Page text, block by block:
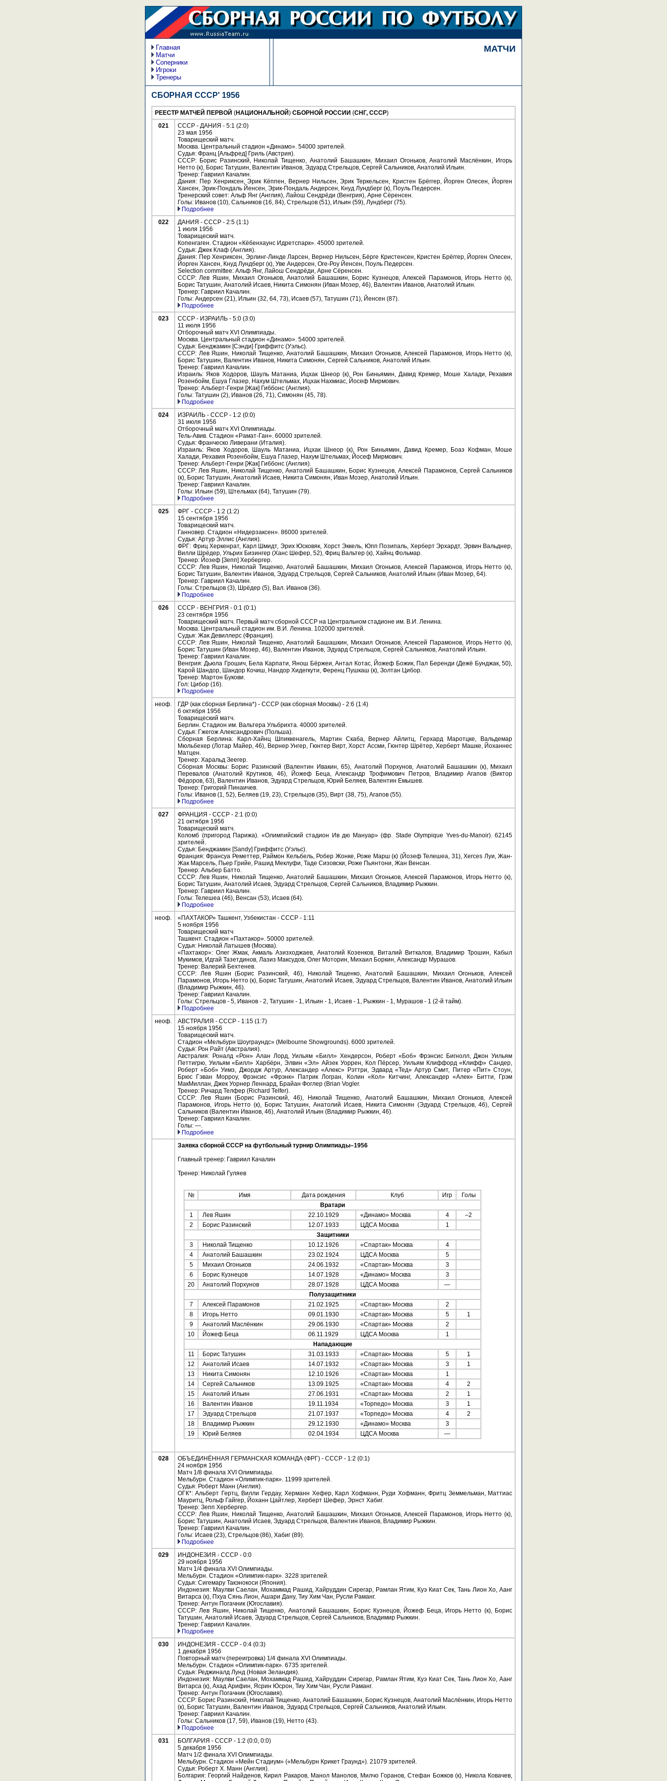
Главная
Матчи
Соперники
Игроки
Тренеры
МАТЧИ
СБОРНАЯ СССР' 1956
РЕЕСТР МАТЧЕЙ ПЕРВОЙ (НАЦИОНАЛЬНОЙ) СБОРНОЙ РОССИИ (СНГ, СССР)
021
СССР - ДАНИЯ - 5:1 (2:0)
23 мая 1956
Товарищеский матч.
Москва. Центральный стадион «Динамо». 54000 зрителей.
Судья: Франц [Альфред] Гриль (Австрия).
СССР: Борис Разинский, Николай Тищенко, Анатолий Башашкин, Михаил Огоньков, Анатолий Маслёнкин, Игорь
Нетто (к), Борис Татушин, Валентин Иванов, Эдуард Стрельцов, Сергей Сальников, Анатолий Ильин.
Тренер: Гавриил Качалин.
Дания: Пер Хенриксен, Эрик Кёппен, Вернер Нильсен, Эрик Теркельсен, Кристен Брёггер, Йорген Олесен, Йорген
Хансен, Эрик-Пондаль Йенсен, Эрик-Пондаль Андерсен, Кнуд Лундберг (к), Поуль Педерсен.
Тренерский совет: Альф Янг (Англия), Лайош Сендрёди (Венгрия), Арне Сёренсен.
Голы: Иванов (10), Сальников (16, 84), Стрельцов (51), Ильин (59), Лундберг (75).
Подробнее
022
ДАНИЯ - СССР - 2:5 (1:1)
1 июля 1956
Товарищеский матч.
Копенгаген. Стадион «Кёбенхаунс Идретспарк». 45000 зрителей.
Судья: Джек Клаф (Англия).
Дания: Пер Хенриксен, Эрлинг-Линде Ларсен, Вернер Нильсен, Бёрге Кристенсен, Кристен Брёггер, Йорген Олесен,
Йорген Хансен, Кнуд Лундберг (к), Уве Андерсен, Оге-Роу Йенсен, Поуль Педерсен.
Selection committee: Альф Янг, Лайош Сендрёди, Арне Сёренсен.
СССР: Лев Яшин, Михаил Огоньков, Анатолий Башашкин, Борис Кузнецов, Алексей Парамонов, Игорь Нетто (к),
Борис Татушин, Анатолий Исаев, Никита Симонян (Иван Мозер, 46), Валентин Иванов, Анатолий Ильин.
Тренер: Гавриил Качалин.
Голы: Андерсен (21), Ильин (32, 64, 73), Исаев (57), Татушин (71), Йенсен (87).
Подробнее
023
СССР - ИЗРАИЛЬ - 5:0 (3:0)
11 июля 1956
Отборочный матч XVI Олимпиады.
Москва. Центральный стадион «Динамо». 54000 зрителей.
Судья: Бенджамин [Сэнди] Гриффитс (Уэльс).
СССР: Лев Яшин, Николай Тищенко, Анатолий Башашкин, Михаил Огоньков, Алексей Парамонов, Игорь Нетто (к),
Борис Татушин, Валентин Иванов, Никита Симонян, Сергей Сальников, Анатолий Ильин.
Тренер: Гавриил Качалин.
Израиль: Яков Ходоров, Шауль Матаниа, Ицхак Шнеор (к), Рон Биньямин, Давид Кремер, Моше Халади, Рехавия
Розенбойм, Ешуа Глазер, Нахум Штельмах, Ицхак Нахмиас, Йосеф Мирмович.
Тренер: Альберт-Генри [Жак] Гиббонс (Англия).
Голы: Татушин (2), Иванов (26, 71), Симонян (45, 78).
Подробнее
024
ИЗРАИЛЬ - СССР - 1:2 (0:0)
31 июля 1956
Отборочный матч XVI Олимпиады.
Тель-Авив. Стадион «Рамат-Ган». 60000 зрителей.
Судья: Франческо Ливерани (Италия).
Израиль: Яков Ходоров, Шауль Матаниа, Ицхак Шнеор (к), Рон Биньямин, Давид Кремер, Боаз Кофман, Моше
Халади, Рехавия Розенбойм, Ешуа Глазер, Нахум Штельмах, Йосеф Мирмович.
Тренер: Альберт-Генри [Жак] Гиббонс (Англия).
СССР: Лев Яшин, Николай Тищенко, Анатолий Башашкин, Борис Кузнецов, Алексей Парамонов, Сергей Сальников
(к), Борис Татушин, Анатолий Исаев, Никита Симонян, Иван Мозер, Анатолий Ильин.
Тренер: Гавриил Качалин.
Голы: Ильин (59), Штельмах (64), Татушин (79).
Подробнее
025
ФРГ - СССР - 1:2 (1:2)
15 сентября 1956
Товарищеский матч.
Ганновер. Стадион «Нидерзаксен». 86000 зрителей.
Судья: Артур Эллис (Англия).
ФРГ: Фриц Херкенрат, Карл Шмидт, Эрих Юсковяк, Хорст Эккель, Юпп Позипаль, Херберт Эрхардт, Эрвин Вальднер,
Вилли Шрёдер, Ульрих Бизингер (Ханс Шефер, 52), Фриц Вальтер (к), Хайнц Фольмар.
Тренер: Йозеф [Зепп] Хербергер.
СССР: Лев Яшин, Николай Тищенко, Анатолий Башашкин, Михаил Огоньков, Алексей Парамонов, Игорь Нетто (к),
Борис Татушин, Валентин Иванов, Эдуард Стрельцов, Сергей Сальников, Анатолий Ильин (Иван Мозер, 64).
Тренер: Гавриил Качалин.
Голы: Стрельцов (3), Шрёдер (5), Вал. Иванов (36).
Подробнее
026
СССР - ВЕНГРИЯ - 0:1 (0:1)
23 сентября 1956
Товарищеский матч. Первый матч сборной СССР на Центральном стадионе им. В.И. Ленина.
Москва. Центральный стадион им. В.И. Ленина. 102000 зрителей.
Судья: Жак Девиллерс (Франция).
СССР: Лев Яшин, Николай Тищенко, Анатолий Башашкин, Михаил Огоньков, Алексей Парамонов, Игорь Нетто (к),
Борис Татушин (Иван Мозер, 46), Валентин Иванов, Эдуард Стрельцов, Сергей Сальников, Анатолий Ильин.
Тренер: Гавриил Качалин.
Венгрия: Дьюла Грошич, Бела Карпати, Янош Бёржеи, Антал Котас, Йожеф Божик, Пал Беренди (Дежё Бунджак, 50),
Карой Шандор, Шандор Кочиш, Нандор Хидегкути, Ференц Пушкаш (к), Золтан Цибор.
Тренер: Мартон Букови.
Гол: Цибор (16).
Подробнее
неоф.
ГДР (как сборная Берлина*) - СССР (как сборная Москвы) - 2:6 (1:4)
6 октября 1956
Товарищеский матч.
Берлин. Стадион им. Вальтера Ульбрихта. 40000 зрителей.
Судья: Гжегож Александрович (Польша).
Сборная Берлина: Карл-Хайнц Шпиккенагель, Мартин Скаба, Вернер Айлитц, Герхард Маротцке, Вальдемар
Мюльбехер (Лотар Майер, 46), Вернер Унгер, Гюнтер Вирт, Хорст Ассми, Гюнтер Шрётер, Херберт Машке, Йоханнес
Матцен.
Тренер: Харальд Зеегер.
Сборная Москвы: Борис Разинский (Валентин Ивакин, 65), Анатолий Порхунов, Анатолий Башашкин (к), Михаил
Перевалов (Анатолий Крутиков, 46), Йожеф Беца, Александр Трофимович Петров, Владимир Агапов (Виктор
Фёдоров, 63), Валентин Иванов, Эдуард Стрельцов, Юрий Беляев, Валентин Емышев.
Тренер: Григорий Пинаичев.
Голы: Иванов (1, 52), Беляев (19, 23), Стрельцов (35), Вирт (38, 75), Агапов (55).
Подробнее
027
ФРАНЦИЯ - СССР - 2:1 (0:0)
21 октября 1956
Товарищеский матч.
Коломб (пригород Парижа). «Олимпийский стадион Ив дю Мануар» (фр. Stade Olympique Yves-du-Manoir). 62145
зрителей.
Судья: Бенджамин [Sandy] Гриффитс (Уэльс).
Франция: Франсуа Реметтер, Раймон Кельбель, Робер Жонке, Роже Марш (к) (Йозеф Телешеа, 31), Xerces Луи, Жан-
Жак Марсель, Пьер Грийе, Рашид Меклуфи, Таде Сизовски, Роже Пьянтони, Жан Венсан.
Тренер: Альбер Батто.
СССР: Лев Яшин, Николай Тищенко, Анатолий Башашкин, Михаил Огоньков, Алексей Парамонов, Игорь Нетто (к),
Борис Татушин, Анатолий Исаев, Эдуард Стрельцов, Сергей Сальников, Владимир Рыжкин.
Тренер: Гавриил Качалин.
Голы: Телешеа (46), Венсан (53), Исаев (64).
Подробнее
неоф.
«ПАХТАКОР» Ташкент, Узбекистан - СССР - 1:11
5 ноября 1956
Товарищеский матч
Ташкент. Стадион «Пахтакор». 50000 зрителей.
Судья: Николай Латышев (Москва).
«Пахтакор»: Олег Жмак, Акмаль Азизходжаев, Анатолий Козенков, Виталий Виткалов, Владимир Трошин, Кабыл
Мукимов, Идгай Тазетдинов, Лазиз Максудов, Олег Моторин, Михаил Боркин, Александр Мурашов.
Тренер: Валерий Бехтенев.
СССР: Лев Яшин (Борис Разинский, 46), Николай Тищенко, Анатолий Башашкин, Михаил Огоньков, Алексей
Парамонов, Игорь Нетто (к), Борис Татушин, Анатолий Исаев, Эдуард Стрельцов, Валентин Иванов, Анатолий Ильин
(Владимир Рыжкин, 46).
Тренер: Гавриил Качалин.
Голы: Стрельцов - 5, Иванов - 2, Татушин - 1, Ильин - 1, Исаев - 1, Рыжкин - 1, Мурашов - 1 (2-й тайм).
Подробнее
неоф.
АВСТРАЛИЯ - СССР - 1:15 (1:7)
15 ноября 1956
Товарищеский матч.
Стадион «Мельбурн Шоуграундс» (Melbourne Showgrounds). 6000 зрителей.
Судья: Рон Райт (Австралия).
Австралия: Роналд «Рон» Алан Лорд, Уильям «Билл» Хендерсон, Роберт «Боб» Фрэнсис Бигнолл, Джон Уильям
Петтигрю, Уильям «Билл» Харбёрн, Элвин «Эл» Айзек Уоррен, Кол Пёрсер, Уильям Клиффорд «Клифф» Сандер,
Роберт «Боб» Уимз, Джордж Артур, Александер «Алекс» Рэттри, Эдвард «Тед» Артур Смит, Питер «Пит» Стоун,
Брюс Гэван Морроу, Фрэнсис «Фрэнк» Патрик Логран, Колин «Кол» Китчинг, Александер «Алек» Битти, Грэм
МакМиллан, Джек Уорнер Леннард, Брайан Фоглер (Brian Vogler.
Тренер: Ричард Телфер (Richard Telfer).
СССР: Лев Яшин (Борис Разинский, 46), Николай Тищенко, Анатолий Башашкин, Михаил Огоньков, Алексей
Парамонов, Игорь Нетто (к), Борис Татушин, Анатолий Исаев, Никита Симонян (Эдуард Стрельцов, 46), Сергей
Сальников (Валентин Иванов, 46), Анатолий Ильин (Владимир Рыжкин, 46).
Тренер: Гавриил Качалин.
Голы: —.
Подробнее
Заявка сборной СССР на футбольный турнир Олимпиады–1956
Главный тренер: Гавриил Качалин
Тренер: Николай Гуляев
№ Имя Дата рождения Клуб Игр
Голы
Вратари
1
Лев Яшин 22.10.1929 «Динамо» Москва 4
–2
2
Борис Разинский 12.07.1933 ЦДСА Москва
1
Защитники
3
Николай Тищенко 10.12.1926 «Спартак» Москва
4
4
Анатолий Башашкин 23.02.1924 ЦДСА Москва
5
5
Михаил Огоньков 24.06.1932 «Спартак» Москва
3
6
Борис Кузнецов 14.07.1928 «Динамо» Москва
3
20
Анатолий Порхунов 28.07.1928 ЦДСА Москва
—
Полузащитники
7
Алексей Парамонов 21.02.1925 «Спартак» Москва
2
8
Игорь Нетто 09.01.1930 «Спартак» Москва 5
1
9
Анатолий Маслёнкин 29.06.1930 «Спартак» Москва
2
10
Йожеф Беца 06.11.1929 ЦДСА Москва
1
Нападающие
11
Борис Татушин 31.03.1933 «Спартак» Москва 5
1
12
Анатолий Исаев 14.07.1932 «Спартак» Москва 3
1
13
Никита Симонян 12.10.1926 «Спартак» Москва
1
14
Сергей Сальников 13.09.1925 «Спартак» Москва 4
2
15
Анатолий Ильин 27.06.1931 «Спартак» Москва 2
1
16
Валентин Иванов 19.11.1934 «Торпедо» Москва 3
1
17
Эдуард Стрельцов 21.07.1937 «Торпедо» Москва 4
2
18
Владимир Рыжкин 29.12.1930 «Динамо» Москва
3
19
Юрий Беляев 02.04.1934 ЦДСА Москва —
028
ОБЪЕДИНЁННАЯ ГЕРМАНСКАЯ КОМАНДА (ФРГ) - СССР - 1:2 (0:1)
24 ноября 1956
Матч 1/8 финала XVI Олимпиады.
Мельбурн. Стадион «Олимпик-парк». 11999 зрителей.
Судья: Роберт Манн (Англия).
ОГК*: Альберт Гертц, Вилли Гердау, Херманн Хефер, Карл Хофманн, Руди Хофманн, Фритц Земмельман, Маттиас
Мауритц, Рольф Гайгер, Йоханн Цайтлер, Херберт Шефер, Эрнст Хабиг.
Тренер: Зепп Хербергер.
СССР: Лев Яшин, Николай Тищенко, Анатолий Башашкин, Михаил Огоньков, Алексей Парамонов, Игорь Нетто (к),
Борис Татушин, Анатолий Исаев, Эдуард Стрельцов, Валентин Иванов, Владимир Рыжкин.
Тренер: Гавриил Качалин.
Голы: Исаев (23), Стрельцов (86), Хабиг (89).
Подробнее
029
ИНДОНЕЗИЯ - СССР - 0:0
29 ноября 1956
Матч 1/4 финала XVI Олимпиады.
Мельбурн. Стадион «Олимпик-парк». 3228 зрителей.
Судья: Сигемару Такэнокоси (Япония).
Индонезия: Маулви Саелан, Мохаммад Рашид, Хайруддин Сирегар, Рамлан Ятим, Куэ Киат Сек, Тань Лион Хо, Аанг
Витарса (к), Пхуа Сянь Лион, Ашари Дану, Тиу Хим Чан, Русли Раманг.
Тренер: Антун Погачник (Югославия).
СССР: Лев Яшин, Николай Тищенко, Анатолий Башашкин, Борис Кузнецов, Йожеф Беца, Игорь Нетто (к), Борис
Татушин, Анатолий Исаев, Эдуард Стрельцов, Сергей Сальников, Владимир Рыжкин.
Тренер: Гавриил Качалин.
Подробнее
030
ИНДОНЕЗИЯ - СССР - 0:4 (0:3)
1 декабря 1956
Повторный матч (переигровка) 1/4 финала XVI Олимпиады.
Мельбурн. Стадион «Олимпик-парк». 6735 зрителей.
Судья: Реджиналд Лунд (Новая Зеландия).
Индонезия: Маулви Саелан, Мохаммад Рашид, Хайруддин Сирегар, Рамлан Ятим, Куэ Киат Сек, Тань Лион Хо, Аанг
Витарса (к), Ахад Арифин, Ясрин Юсрон, Тиу Хим Чан, Русли Раманг.
Тренер: Антун Погачник (Югославия).
СССР: Борис Разинский, Николай Тищенко, Анатолий Башашкин, Борис Кузнецов, Анатолий Маслёнкин, Игорь Нетто
(к), Борис Татушин, Валентин Иванов, Эдуард Стрельцов, Сергей Сальников, Анатолий Ильин.
Тренер: Гавриил Качалин.
Голы: Сальников (17, 59), Иванов (19), Нетто (43).
Подробнее
031
БОЛГАРИЯ - СССР - 1:2 (0:0, 0:0)
5 декабря 1956
Матч 1/2 финала XVI Олимпиады.
Мельбурн. Стадион «Мейн Стадиум» («Мельбурн Крикет Граунд»). 21079 зрителей.
Судья: Роберт Х. Манн (Англия).
Болгария: Георгий Найденов, Кирил Ракаров, Манол Манолов, Милчо Горанов, Стефан Божков (к), Никола Ковачев,